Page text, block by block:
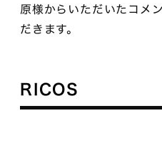
原様からいただいたコメ
だきます。
RICOS